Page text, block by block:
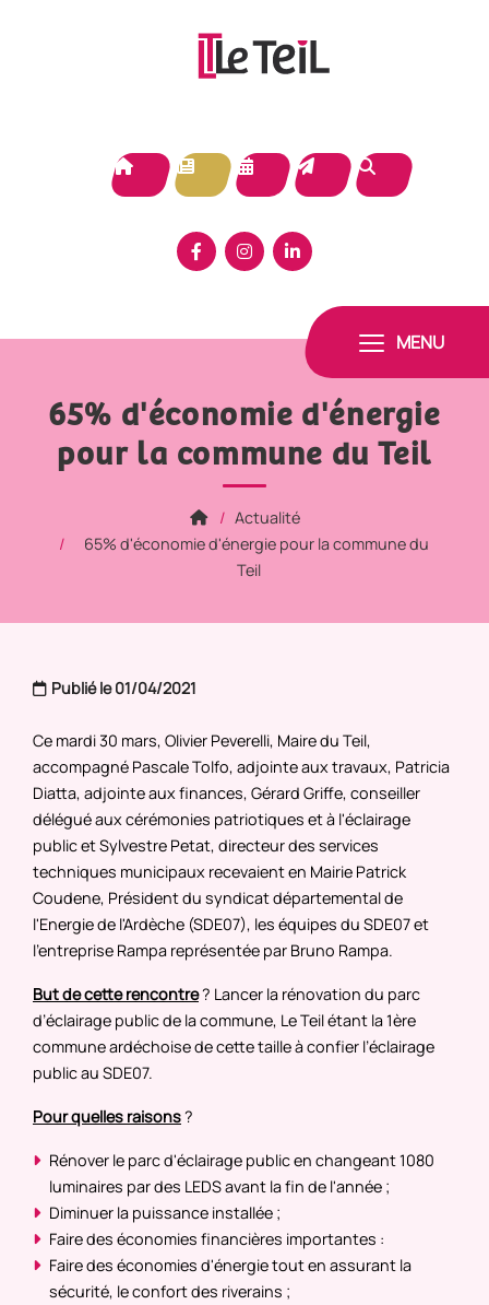
MENU
65% d'économie d'énergie
pour la commune du Teil
Actualité
65% d'économie d'énergie pour la commune du
Teil
Publié le 01/04/2021
Ce mardi 30 mars, Olivier Peverelli, Maire du Teil,
accompagné Pascale Tolfo, adjointe aux travaux, Patricia
Diatta, adjointe aux finances, Gérard Griffe, conseiller
délégué aux cérémonies patriotiques et à l'éclairage
public et Sylvestre Petat, directeur des services
techniques municipaux recevaient en Mairie Patrick
Coudene, Président du syndicat départemental de
l'Energie de l'Ardèche (SDE07), les équipes du SDE07 et
l'entreprise Rampa représentée par Bruno Rampa.
But de cette rencontre? Lancer la rénovation du parc
d’éclairage public de la commune, Le Teil étant la 1ère
commune ardéchoise de cette taille à confier l’éclairage
public au SDE07.
Pour quelles raisons?
Rénover le parc d'éclairage public en changeant 1080
luminaires par des LEDS avant la fin de l'année ;
Diminuer la puissance installée ;
Faire des économies financières importantes :
Faire des économies d'énergie tout en assurant la
sécurité, le confort des riverains ;